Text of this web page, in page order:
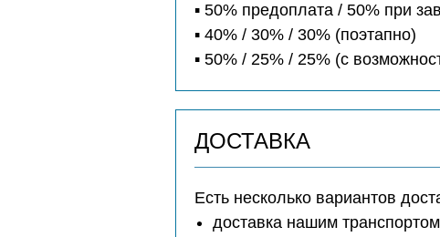
▪️ 50% предоплата / 50% при
▪️ 40% / 30% / 30% (поэтапно)
▪️ 50% / 25% / 25% (с
ДОСТАВКА
Есть несколько вариантов
доставка нашим